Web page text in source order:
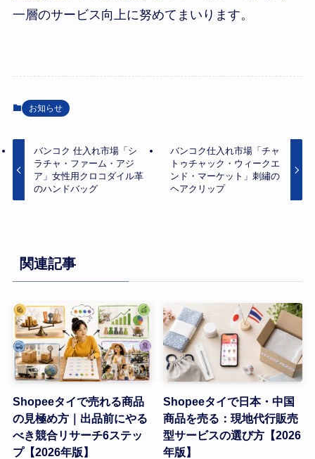
一層のサービス向上に努めてまいります。
お知らせ
バンコク 仕入れ市場「シ
ラチャ・ファーム・アジ
ア」女性用クロコダイル革
のハンドバッグ
バンコク仕入れ市場「チャ
トゥチャック・ウィークエ
ンド・マーケット」刺繡の
ヘアクリップ
関連記事
Shopeeタイで売れる商品
の見極め方｜出品前にやる
べき競合リサーチ6ステッ
プ【2026年版】
Shopeeタイで日本・中国
商品を売る：現地代行販売
型サービスの選び方【2026
年版】